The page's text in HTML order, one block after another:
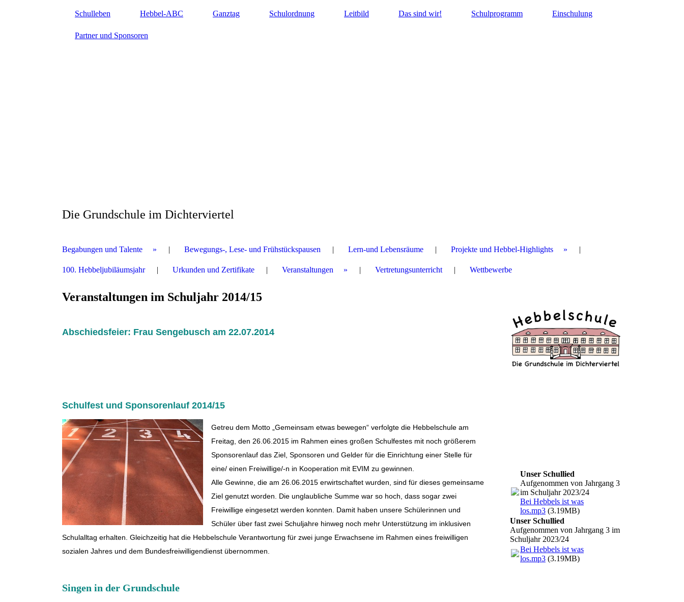
Schulleben Hebbel-ABC Ganztag Schulordnung Leitbild Das sind wir! Schulprogramm Einschulung
Partner und Sponsoren
Die Grundschule im Dichterviertel
Begabungen und Talente Bewegungs-, Lese- und Frühstückspausen Lern-und Lebensräume Projekte und Hebbel-Highlights
100. Hebbeljubiläumsjahr Urkunden und Zertifikate Veranstaltungen Vertretungsunterricht Wettbewerbe
Veranstaltungen im Schuljahr 2014/15
Abschiedsfeier: Frau Sengebusch am 22.07.2014
Schulfest und Sponsorenlauf 2014/15
Getreu dem Motto „Gemeinsam etwas bewegen“ verfolgte die Hebbelschule am
Freitag, den 26.06.2015 im Rahmen eines großen Schulfestes mit noch größerem
Sponsorenlauf das Ziel, Sponsoren und Gelder für die Einrichtung einer Stelle für
eine/ einen Freiwillige/-n in Kooperation mit EVIM zu gewinnen.
Alle Gewinne, die am 26.06.2015 erwirtschaftet wurden, sind für dieses gemeinsame
Ziel genutzt worden. Die unglaubliche Summe war so hoch, dass sogar zwei
Freiwillige eingesetzt werden konnten. Damit haben unsere Schülerinnen und
Schüler über fast zwei Schuljahre hinweg noch mehr Unterstützung im inklusiven
Schulalltag erhalten. Gleichzeitig hat die Hebbelschule Verantwortung für zwei junge Erwachsene im Rahmen eines freiwilligen
sozialen Jahres und dem Bundesfreiwilligendienst übernommen.
Singen in der Grundschule
Unser Schullied
Aufgenommen von Jahrgang 3
im Schuljahr 2023/24
Bei Hebbels ist was
los.mp3 (3.19MB)
Unser Schullied
Aufgenommen von Jahrgang 3 im
Schuljahr 2023/24
Bei Hebbels ist was
los.mp3 (3.19MB)